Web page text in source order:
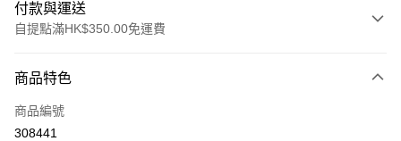
付款與運送
自提點滿HK$350.00免運費
信用卡
Apple Pay
商品特色
商品編號
308441